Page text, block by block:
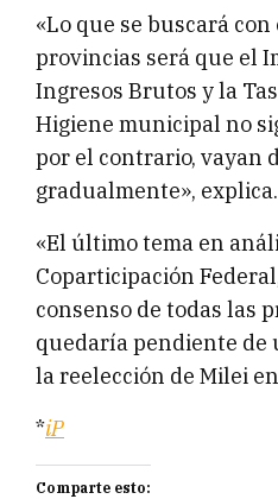
«Lo que se buscará
provincias será que el
Ingresos Brutos y la
Higiene municipal no
por el contrario, vayan
gradualmente», explica.
«El último tema en
Coparticipación
consenso de todas las
quedaría pendiente de
la reelección de Milei
*iP
Comparte esto: